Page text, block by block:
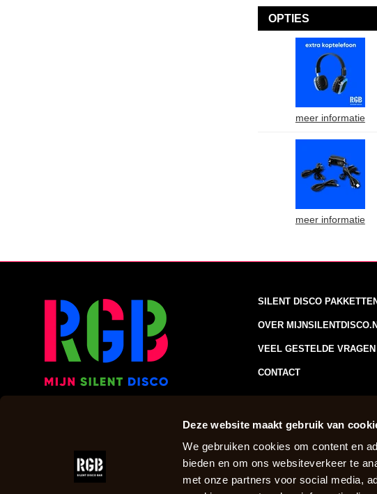
Deze website maakt gebruik van
We gebruiken cookies om content en
bieden en om ons websiteverkeer te
met onze partners voor social media,
OPTIES
meer informatie
meer informatie
088-7423410
info@mijnsilentdisco.nl
73632627
SILENT DISCO PAKKETTEN
OVER
VEEL GESTELDE VRAGEN
CONTACT